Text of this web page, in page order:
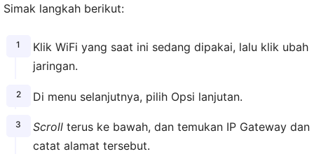
Simak langkah berikut:
Klik WiFi yang saat ini sedang dipakai, lalu klik ubah
jaringan.
Di menu selanjutnya, pilih Opsi lanjutan.
Scrollterus ke bawah, dan temukan IP Gateway dan
catat alamat tersebut.